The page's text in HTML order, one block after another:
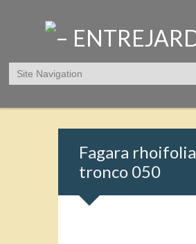
Fagara rhoifolia
tronco 050